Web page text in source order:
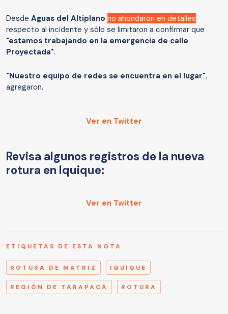
Desde Aguas del Altiplano no ahondaron en detalles
respecto al incidente y sólo se limitaron a confirmar que
"estamos trabajando en la emergencia de calle
Proyectada".
"Nuestro equipo de redes se encuentra en el lugar",
agregaron.
Ver en Twitter
Revisa algunos registros de la nueva
rotura en Iquique:
Ver en Twitter
ETIQUETAS DE ESTA NOTA
ROTURA DE MATRIZ IQUIQUE
REGIÓN DE TARAPACÁ ROTURA